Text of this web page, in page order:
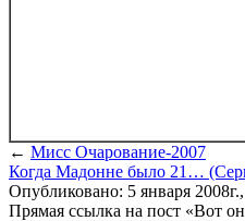
← Мисс Очарование-2007
Когда Мадонне было 21…
Опубликовано: 5 января
Прямая ссылка на пост «Вот